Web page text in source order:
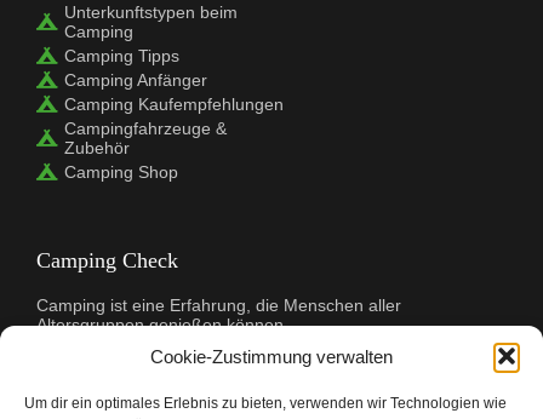
Cookie-Zustimmung verwalten
Um dir ein optimales Erlebnis zu bieten, verwenden wir Technologien wie
Unterkunftstypen beim
Camping
Camping Tipps
Camping Anfänger
Camping Kaufempfehlungen
Campingfahrzeuge &
Zubehör
Camping Shop
Camping Check
Camping ist eine Erfahrung, die Menschen aller
Altersgruppen genießen können.
zurückzukehren und die freie Natur zu genießen. Bevor Sie
dass Sie gut vorbereitet sind. Camping Check ist hier, um zu